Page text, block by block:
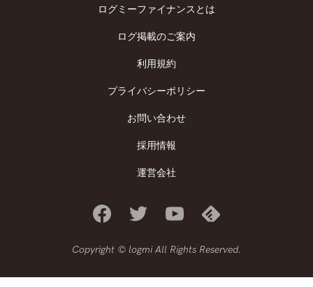
ログミーファイナンスとは
ログ掲載のご案内
利用規約
プライバシーポリシー
お問い合わせ
採用情報
運営会社
Copyright © logmi All Rights Reserved.